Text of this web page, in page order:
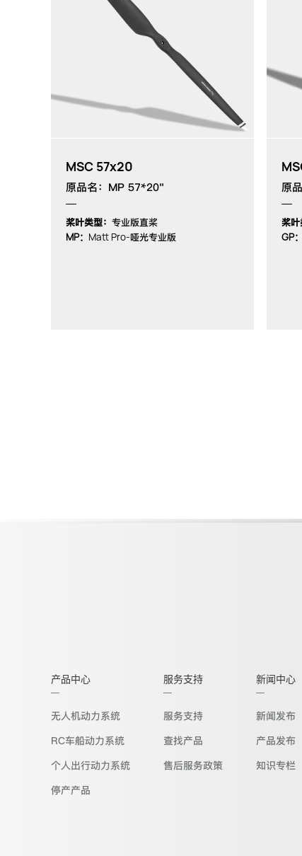
MSC 57x20
原品名：MP 57*20"
桨叶类型： 专业版直桨
MP： Matt Pro-哑光专业版
原
桨叶
GP：
产品中心
无人机动力系统
RC车船动力系统
个人出行动力系统
停产产品
服务支持
服务支持
查找产品
售后服务政策
新闻中心
新闻发布
产品发布
知识专栏